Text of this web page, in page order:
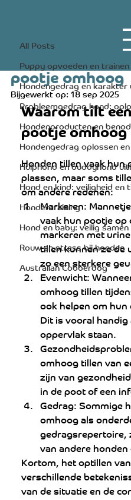
All Posts
Puppy opvoeden en trainen
Hondengedrag en karakter
Probleemgedrag hond:
Hondenproducten en
Hondengedrag oplossen
Hulphond en buddyhond
Hond en kind: veiligheid en
Hondentraining
Hond en baby: veilig
Rouw en stress bij honden
Australian Cobberdog
Waarom tilt
pootje omhoog
4 minuten om te lezen
Bijgewerkt op:18 sep 2025
Waarom tilt
pootje omhoog
Honden tillen vaak
plassen, maar soms
om andere redenen:
Markeren:
vaak hun pootje
markeren met
tillen kunnen ze de
zo een sterkere
Evenwicht:
omhoog tillen
ook helpen om
Dit is vooral
oppervlak staan.
omhoog tillen van
zijn van
in de poot of een
Gedrag: Sommige
omhoog als
gedragsrepertoire,
van andere
Kortom, het optillen
verschillende
van de situatie en de